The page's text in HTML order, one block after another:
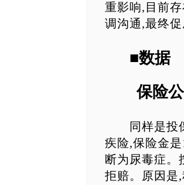
重影响,目前
调沟通,最终
■数据
保险公
同样是投保
疾险,保险金
断为尿毒症。
拒赔。原因是